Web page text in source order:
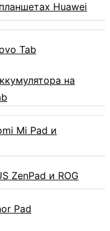
Huawei
Tab
на
Mi Pad и
ZenPad и ROG
Pad